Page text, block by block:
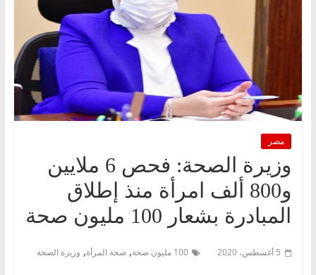
مصر
وزيرة الصحة: فحص 6 ملايين
و800 ألف امرأة منذ إطلاق
المبادرة بشعار 100 مليون صحة
5 أغسطس، 2020 100 مليون صحة , صحة المرأة, وزيرة الصحة